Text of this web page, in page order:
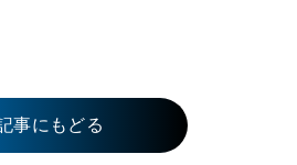
事にもどる